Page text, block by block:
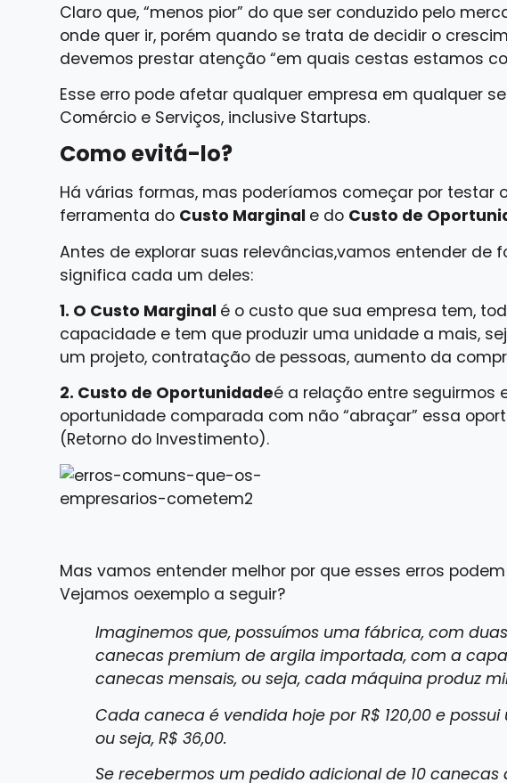
Claro que, “menos pior” do que ser conduzido pelo
onde quer ir, porém quando se trata de decidir o
devemos prestar atenção “em quais cestas estamos
Esse erro pode afetar qualquer empresa em qualquer
Comércio e Serviços, inclusive Startups.
Como evitá-lo?
Há várias formas, mas poderíamos começar por testar
ferramenta do Custo Marginal e do Custo de
Antes de explorar suas relevâncias,vamos entender de
significa cada um deles:
1. O Custo Marginal é o custo que sua empresa tem,
capacidade e tem que produzir uma unidade a mais,
um projeto, contratação de pessoas, aumento da
2. Custo de Oportunidadeé a relação entre seguirmos
oportunidade comparada com não “abraçar” essa
(Retorno do Investimento).
Mas vamos entender melhor por que esses erros
Vejamos oexemplo a seguir?
Imaginemos que, possuímos uma fábrica, com
canecas premium de argila importada, com a
canecas mensais, ou seja, cada máquina produz
Cada caneca é vendida hoje por R$ 120,00 e
ou seja, R$ 36,00.
Se recebermos um pedido adicional de 10 canecas